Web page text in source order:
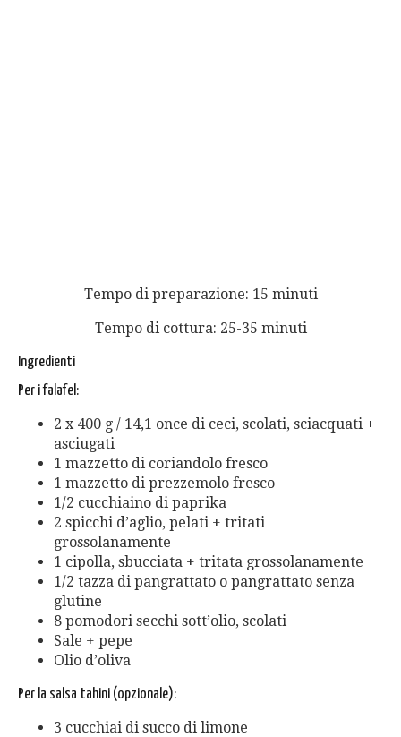
Tempo di preparazione: 15 minuti
Tempo di cottura: 25-35 minuti
Ingredienti
Per i falafel:
2 x 400 g / 14,1 once di ceci, scolati, sciacquati +
asciugati
1 mazzetto di coriandolo fresco
1 mazzetto di prezzemolo fresco
1/2 cucchiaino di paprika
2 spicchi d’aglio, pelati + tritati
grossolanamente
1 cipolla, sbucciata + tritata grossolanamente
1/2 tazza di pangrattato o pangrattato senza
glutine
8 pomodori secchi sott’olio, scolati
Sale + pepe
Olio d’oliva
Per la salsa tahini (opzionale):
3 cucchiai di succo di limone